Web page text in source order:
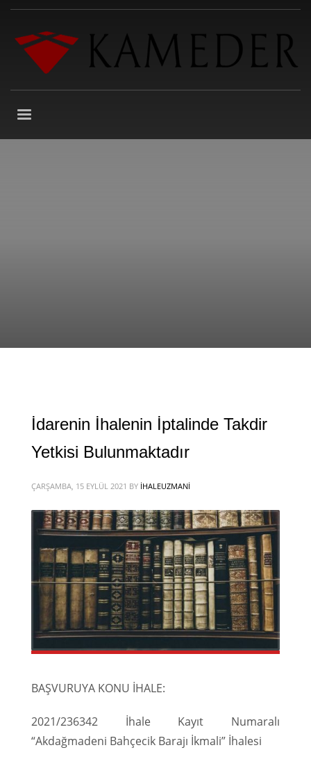
İdarenin İhalenin İptalinde Takdir
Yetkisi Bulunmaktadır
ÇARŞAMBA, 15 EYLÜL 2021 BY IHALEUZMANI
BAŞVURUYA KONU İHALE:
2021/236342 İhale Kayıt Numaralı
“Akdağmadeni Bahçecik Barajı İkmali” İhalesi